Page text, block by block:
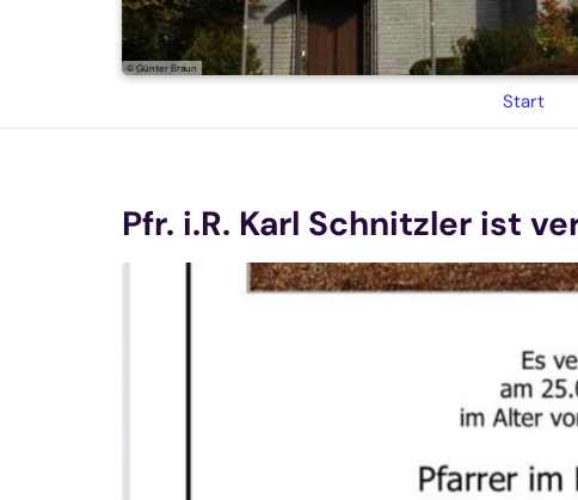
Start
© Günter Braun
Pfr. i.R. Karl Schnitzler ist